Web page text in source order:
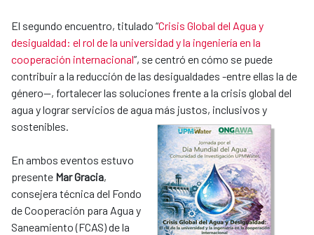
El segundo encuentro, titulado “Crisis Global del Agua y
desigualdad: el rol de la universidad y la ingeniería en la
cooperación internacional”, se centró en cómo se puede
contribuir a la reducción de las desigualdades -entre ellas la de
género--, fortalecer las soluciones frente a la crisis global del
agua y lograr servicios de agua más justos, inclusivos y
sostenibles.
En ambos eventos estuvo
presente Mar Gracia,
consejera técnica del Fondo
de Cooperación para Agua y
Saneamiento (FCAS) de la